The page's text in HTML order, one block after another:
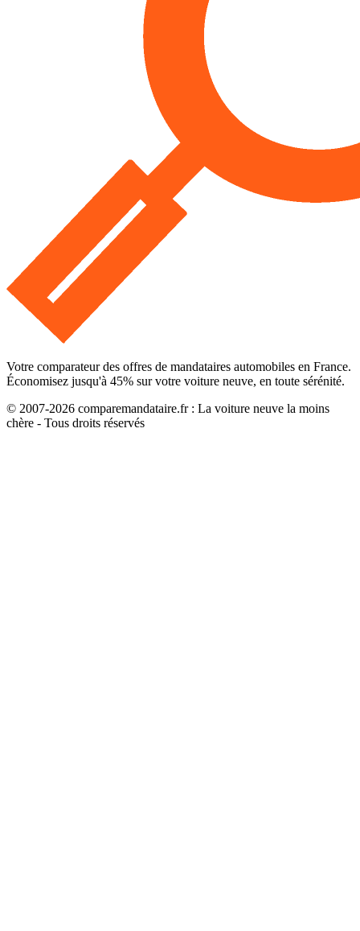
Votre comparateur des offres de mandataires automobiles en France.
Économisez jusqu'à 45% sur votre voiture neuve, en toute sérénité.
© 2007-2026 comparemandataire.fr : La voiture neuve la moins
chère - Tous droits réservés